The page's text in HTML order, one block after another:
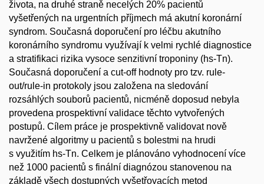
života, na druhé straně necelých 20% pacientů
vyšetřených na urgentních příjmech má akutní koronární
syndrom. Současná doporučení pro léčbu akutního
koronárního syndromu využívají k velmi rychlé diagnostice
a stratifikaci rizika vysoce senzitivní troponiny (hs-Tn).
Současná doporučení a cut-off hodnoty pro tzv. rule-
out/rule-in protokoly jsou založena na sledování
rozsáhlých souborů pacientů, nicméně doposud nebyla
provedena prospektivní validace těchto vytvořených
postupů. Cílem práce je prospektivně validovat nově
navržené algoritmy u pacientů s bolestmi na hrudi
s využitím hs-Tn. Celkem je plánováno vyhodnocení více
než 1000 pacientů s finální diagnózou stanovenou na
základě všech dostupných vyšetřovacích metod